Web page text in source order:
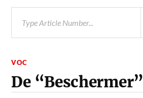
VOC
De “Beschermer”